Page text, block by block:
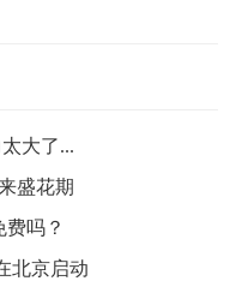
大了...
盛花期
吗？
北京启动